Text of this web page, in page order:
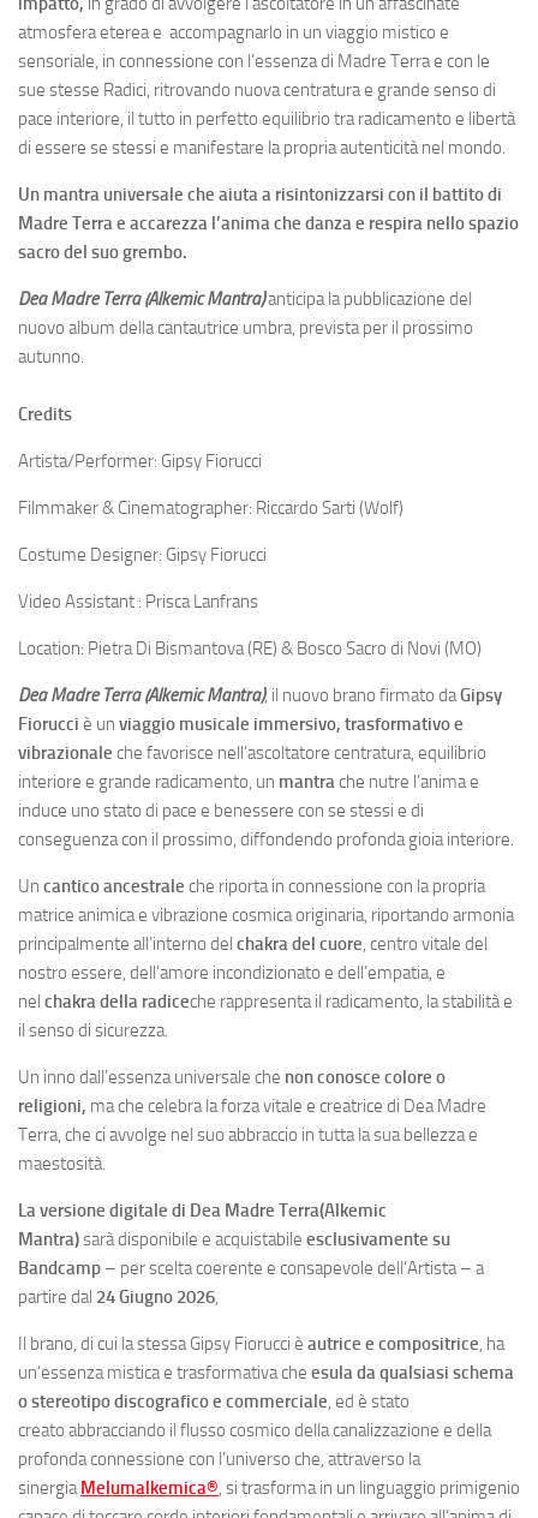
atmosfera eterea e accompagnarlo in un viaggio mistico e
sensoriale, in connessione con l’essenza di Madre Terra e con le
sue stesse Radici, ritrovando nuova centratura e grande senso di
pace interiore, il tutto in perfetto equilibrio tra radicamento e libertà
di essere se stessi e manifestare la propria autenticità nel mondo.
Un mantra universale che aiuta a risintonizzarsi con il battito di
Madre Terra e accarezza l’anima che danza e respira nello spazio
sacro del suo grembo.
Dea Madre Terra (Alkemic Mantra)anticipa la pubblicazione del
nuovo album della cantautrice umbra, prevista per il prossimo
autunno.
Credits
Artista/Performer: Gipsy Fiorucci
Filmmaker & Cinematographer: Riccardo Sarti (Wolf)
Costume Designer: Gipsy Fiorucci
Video Assistant : Prisca Lanfrans
Location: Pietra Di Bismantova (RE) & Bosco Sacro di Novi (MO)
Dea Madre Terra (Alkemic Mantra), il nuovo brano firmato daGipsy
Fiorucci è un viaggio musicale immersivo, trasformativo e
vibrazionale che favorisce nell’ascoltatore centratura, equilibrio
interiore e grande radicamento, un mantrache nutre l’anima e
induce uno stato di pace e benessere con se stessi e di
conseguenza con il prossimo, diffondendo profonda gioia interiore.
Un cantico ancestrale che riporta in connessione con la propria
matrice animica e vibrazione cosmica originaria, riportando armonia
principalmente all’interno del chakra del cuore, centro vitale del
nostro essere, dell’amore incondizionato e dell’empatia, e
nel chakra della radiceche rappresenta il radicamento, la stabilità e
il senso di sicurezza.
Un inno dall’essenza universale che non conosce colore o
religioni, ma che celebra la forza vitale e creatrice di Dea Madre
Terra, che ci avvolge nel suo abbraccio in tutta la sua bellezza e
maestosità.
La versione digitale di Dea Madre Terra(Alkemic
Mantra)sarà disponibile e acquistabile esclusivamente su
Bandcamp – per scelta coerente e consapevole dell’Artista – a
partire dal 24 Giugno 2026,
Il brano, di cui la stessa Gipsy Fiorucci è autrice e compositrice, ha
un’essenza mistica e trasformativa che esula da qualsiasi schema
o stereotipo discografico e commerciale, ed è stato
creato abbracciando il flusso cosmico della canalizzazione e della
profonda connessione con l’universo che, attraverso la
sinergiaMelumalkemica®, si trasforma in un linguaggio primigenio